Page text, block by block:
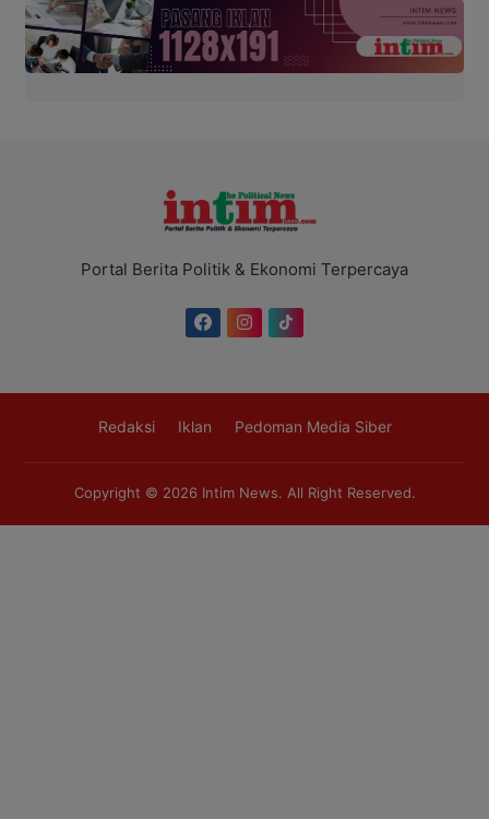
Portal Berita Politik & Ekonomi Terpercaya
Redaksi Iklan Pedoman Media Siber
Copyright © 2026 Intim News. All Right Reserved.